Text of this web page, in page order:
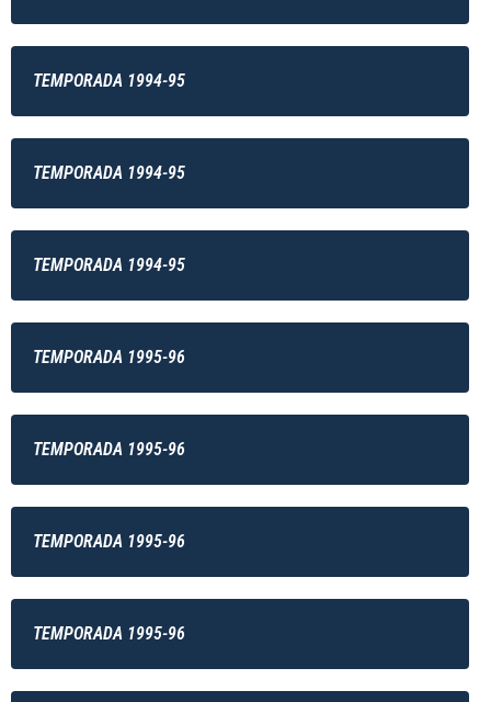
TEMPORADA 1994-95
TEMPORADA 1994-95
TEMPORADA 1994-95
TEMPORADA 1995-96
TEMPORADA 1995-96
TEMPORADA 1995-96
TEMPORADA 1995-96